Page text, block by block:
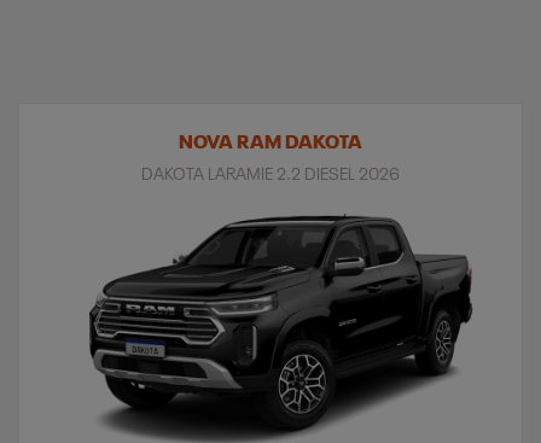
NOVA RAM DAKOTA
DAKOTA LARAMIE 2.2 DIESEL 2026